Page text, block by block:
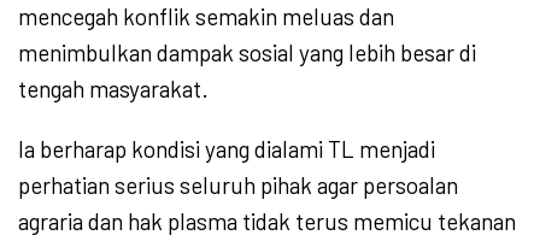
mencegah konflik semakin meluas dan
menimbulkan dampak sosial yang lebih besar di
tengah masyarakat.
Ia berharap kondisi yang dialami TL menjadi
perhatian serius seluruh pihak agar persoalan
agraria dan hak plasma tidak terus memicu tekanan